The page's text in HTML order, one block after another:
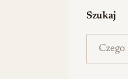
Szukaj